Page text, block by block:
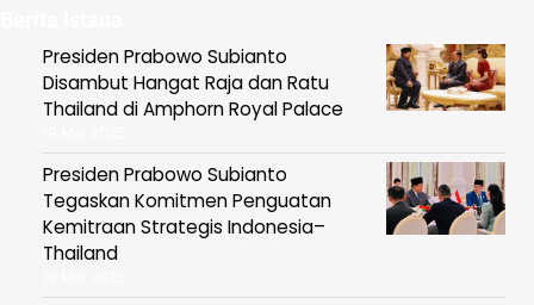
Presiden Prabowo Subianto
Disambut Hangat Raja dan Ratu
Thailand di Amphorn Royal Palace
Presiden Prabowo Subianto
Tegaskan Komitmen Penguatan
Kemitraan Strategis Indonesia–
Thailand